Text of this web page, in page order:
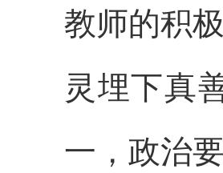
教师的积
灵埋下真
一，政治